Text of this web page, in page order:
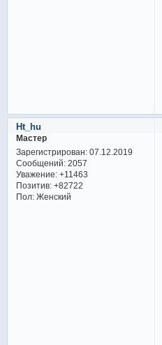
Ht_hu
Мастер
Зарегистрирован: 07.12.2019
Сообщений:2057
Уважение: +11463
Позитив: +82722
Пол:Женский